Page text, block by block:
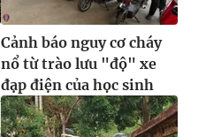
Cảnh báo nguy cơ cháy
nổ từ trào lưu "độ" xe
đạp điện của học sinh